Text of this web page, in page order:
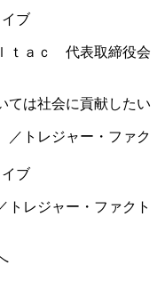
ブ
ｔａｃ 代表取締役会
ては社会に貢献したい
ブ
トレジャー・ファクト